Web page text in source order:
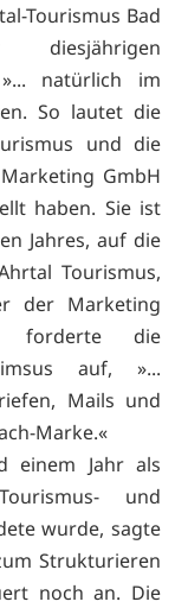
Tourismus Bad
diesjährigen
natürlich im
So lautet die
und die
GmbH
haben. Sie ist
Jahres, auf die
Tourismus,
der Marketing
forderte die
auf, »...
Mails und
Marke.«
einem Jahr als
und
wurde, sagte
Strukturieren
noch an. Die